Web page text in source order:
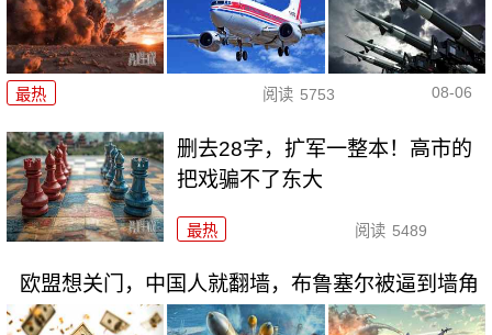
最热 阅读 5753 08-06
删去28字，扩军一整本！高市的
把戏骗不了东大
最热 阅读 5489
欧盟想关门，中国人就翻墙，布鲁塞尔被逼到墙角